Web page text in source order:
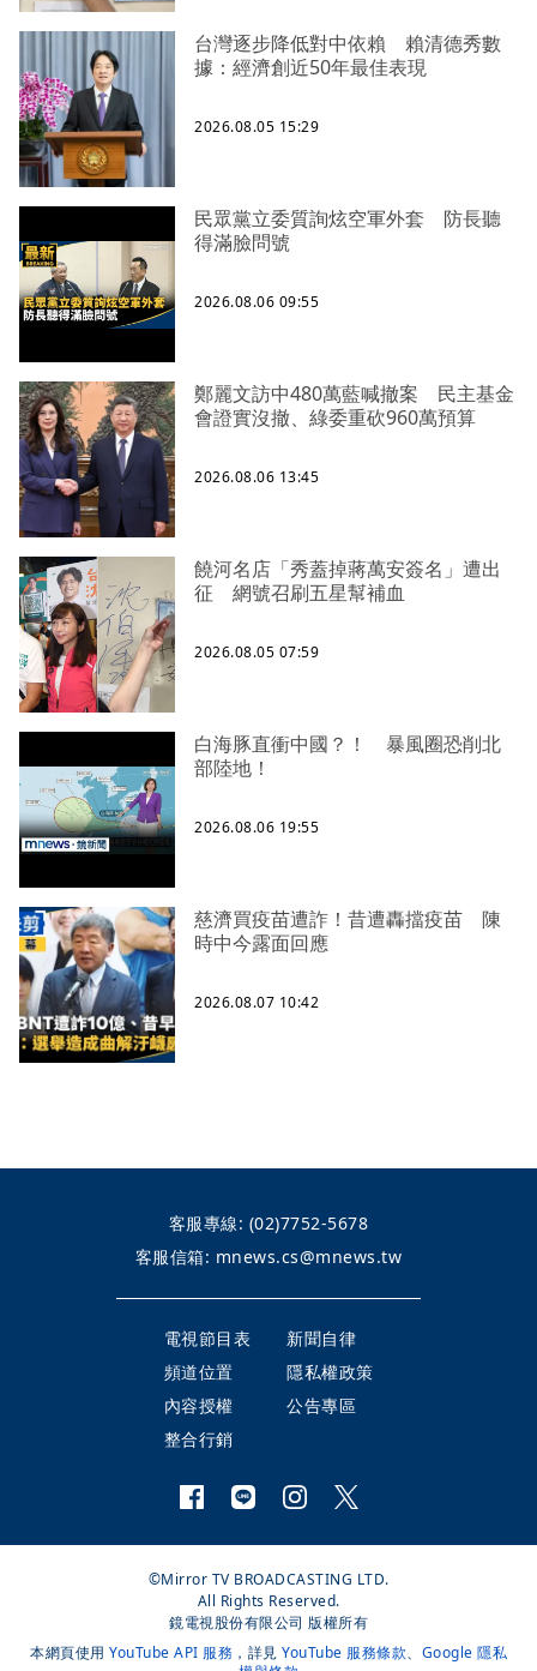
台灣逐步降低對中依賴 賴清德秀數
據：經濟創近50年最佳表現
2026.08.05 15:29
民眾黨立委質詢炫空軍外套 防長聽
得滿臉問號
2026.08.06 09:55
鄭麗文訪中480萬藍喊撤案 民主基金
會證實沒撤、綠委重砍960萬預算
2026.08.06 13:45
饒河名店「秀蓋掉蔣萬安簽名」遭出
征 網號召刷五星幫補血
2026.08.05 07:59
白海豚直衝中國？！ 暴風圈恐削北
部陸地！
2026.08.06 19:55
慈濟買疫苗遭詐！昔遭轟擋疫苗 陳
時中今露面回應
2026.08.07 10:42
客服專線: (02)7752-5678
客服信箱: mnews.cs@mnews.tw
電視節目表
新聞自律
頻道位置
隱私權政策
內容授權
公告專區
整合行銷
©Mirror TV BROADCASTING LTD.
All Rights Reserved.
鏡電視股份有限公司 版權所有
本網頁使用 YouTube API 服務 ，詳見 YouTube 服務條款、 Google 隱私